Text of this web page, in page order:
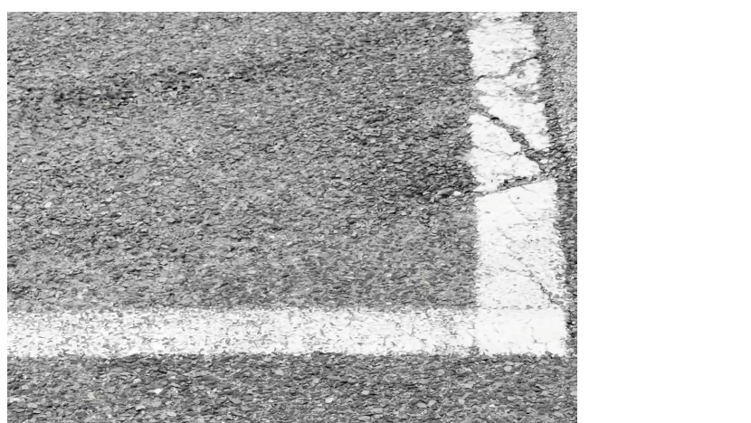
動
画
プ
レ
ー
ヤ
ー